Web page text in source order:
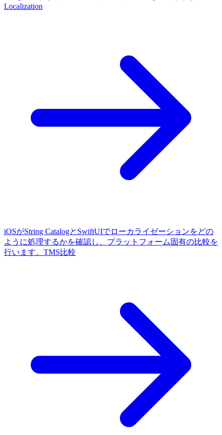
Localization
iOSがString CatalogとSwiftUIでローカライゼーションをどの
ように処理するかを確認し、プラットフォーム固有の比較を
行います。 TMS比較